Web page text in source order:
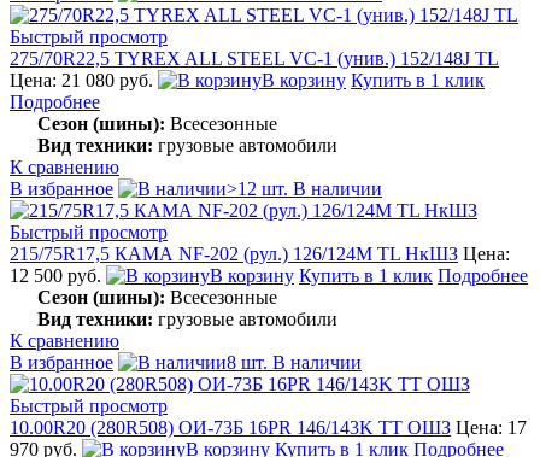
Быстрый просмотр
275/70R22,5 TYREX ALL STEEL VC-1 (унив.) 152/148J TL
Цена: 21 080 руб.
В корзину Купить в 1 клик
Подробнее
Сезон (шины): Всесезонные
Вид техники: грузовые автомобили
К сравнению
В избранное
>12 шт. В наличии
Быстрый просмотр
215/75R17,5 КАМА NF-202 (рул.) 126/124M TL НкШЗ Цена:
12 500 руб.
В корзину Купить в 1 клик Подробнее
Сезон (шины): Всесезонные
Вид техники: грузовые автомобили
К сравнению
В избранное
8 шт. В наличии
Быстрый просмотр
10.00R20 (280R508) ОИ-73Б 16PR 146/143K TT ОШЗ Цена: 17
970 руб.
В корзину Купить в 1 клик Подробнее